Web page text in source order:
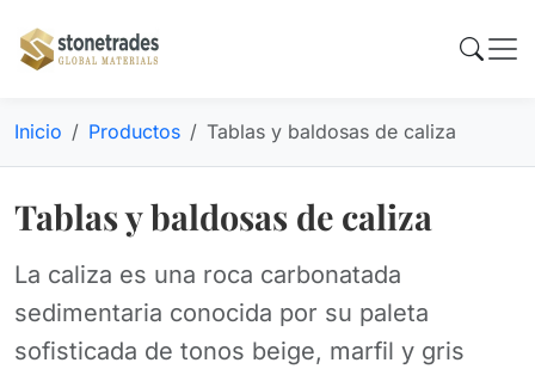
Inicio Productos Tablas y baldosas de caliza
Tablas y baldosas de caliza
La caliza es una roca carbonatada
sedimentaria conocida por su paleta
sofisticada de tonos beige, marfil y gris